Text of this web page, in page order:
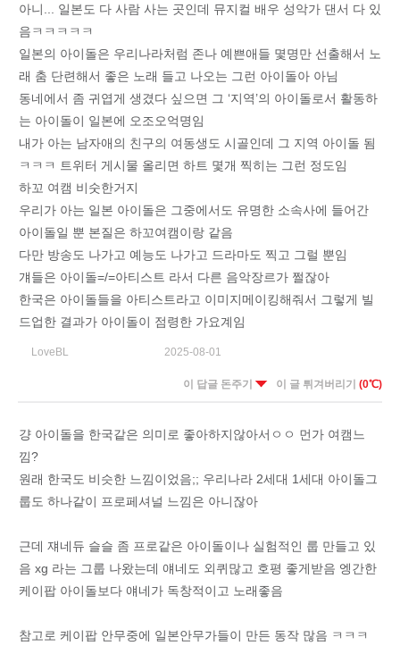
아니... 일본도 다 사람 사는 곳인데 뮤지컬 배우 성악가 댄서 다 있
음ㅋㅋㅋㅋㅋ
일본의 아이돌은 우리나라처럼 존나 예쁜애들 몇명만 선출해서 노
래 춤 단련해서 좋은 노래 들고 나오는 그런 아이돌아 아님
동네에서 좀 귀엽게 생겼다 싶으면 그 ‘지역’의 아이돌로서 활동하
는 아이돌이 일본에 오조오억명임
내가 아는 남자애의 친구의 여동생도 시골인데 그 지역 아이돌 됨
ㅋㅋㅋ 트위터 게시물 올리면 하트 몇개 찍히는 그런 정도임
하꼬 여캠 비숫한거지
우리가 아는 일본 아이돌은 그중에서도 유명한 소속사에 들어간
아이돌일 뿐 본질은 하꼬여캠이랑 같음
다만 방송도 나가고 예능도 나가고 드라마도 찍고 그럴 뿐임
걔들은 아이돌=/=아티스트 라서 다른 음악장르가 쩔잖아
한국은 아이돌들을 아티스트라고 이미지메이킹해줘서 그렇게 빌
드업한 결과가 아이돌이 점령한 가요계임
LoveBL 2025-08-01
이 답글 돈주기 이 글 튀겨버리기 (0℃)
걍 아이돌을 한국같은 의미로 좋아하지않아서ㅇㅇ 먼가 여캠느
낌?
원래 한국도 비슷한 느낌이었음;; 우리나라 2세대 1세대 아이돌그
룹도 하나같이 프로페셔널 느낌은 아니잖아
근데 쟤네듀 슬슬 좀 프로같은 아이돌이나 실험적인 룹 만들고 있
음 xg 라는 그룹 나왔는데 얘네도 외퀴많고 호평 좋게받음 엥간한
케이팝 아이돌보다 얘네가 독창적이고 노래좋음
참고로 케이팝 안무중에 일본안무가들이 만든 동작 많음 ㅋㅋㅋ